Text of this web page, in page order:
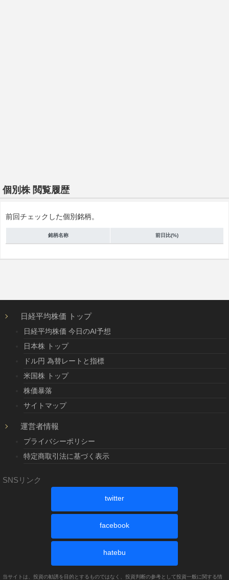
個別株 閲覧履歴
前回チェックした個別銘柄。
銘柄名称 前日比(%)
日経平均株価 トップ
日経平均株価 今日のAI予想
日本株 トップ
ドル円 為替レートと指標
米国株 トップ
株価暴落
サイトマップ
運営者情報
プライバシーポリシー
特定商取引法に基づく表示
SNSリンク
twitter
facebook
hatebu
当サイトは、投資の勧誘を目的とするものではなく、投資判断の参考として投資一般に関する情